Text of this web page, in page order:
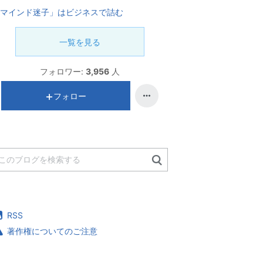
インド迷子」はビジネスで詰む
一覧を見る
フォロワー: 3,956 人
フォロー
RSS
著作権についてのご注意